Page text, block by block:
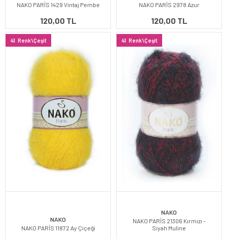
NAKO PARİS 1429 Vintaj Pembe
120,00 TL
NAKO PARİS 2978 Azur
120,00 TL
41 Renk\Çeşit
NAKO
NAKO PARİS 11872 Ay Çiçeği
41 Renk\Çeşit
NAKO
NAKO PARİS 21306 Kırmızı -
Siyah Muline